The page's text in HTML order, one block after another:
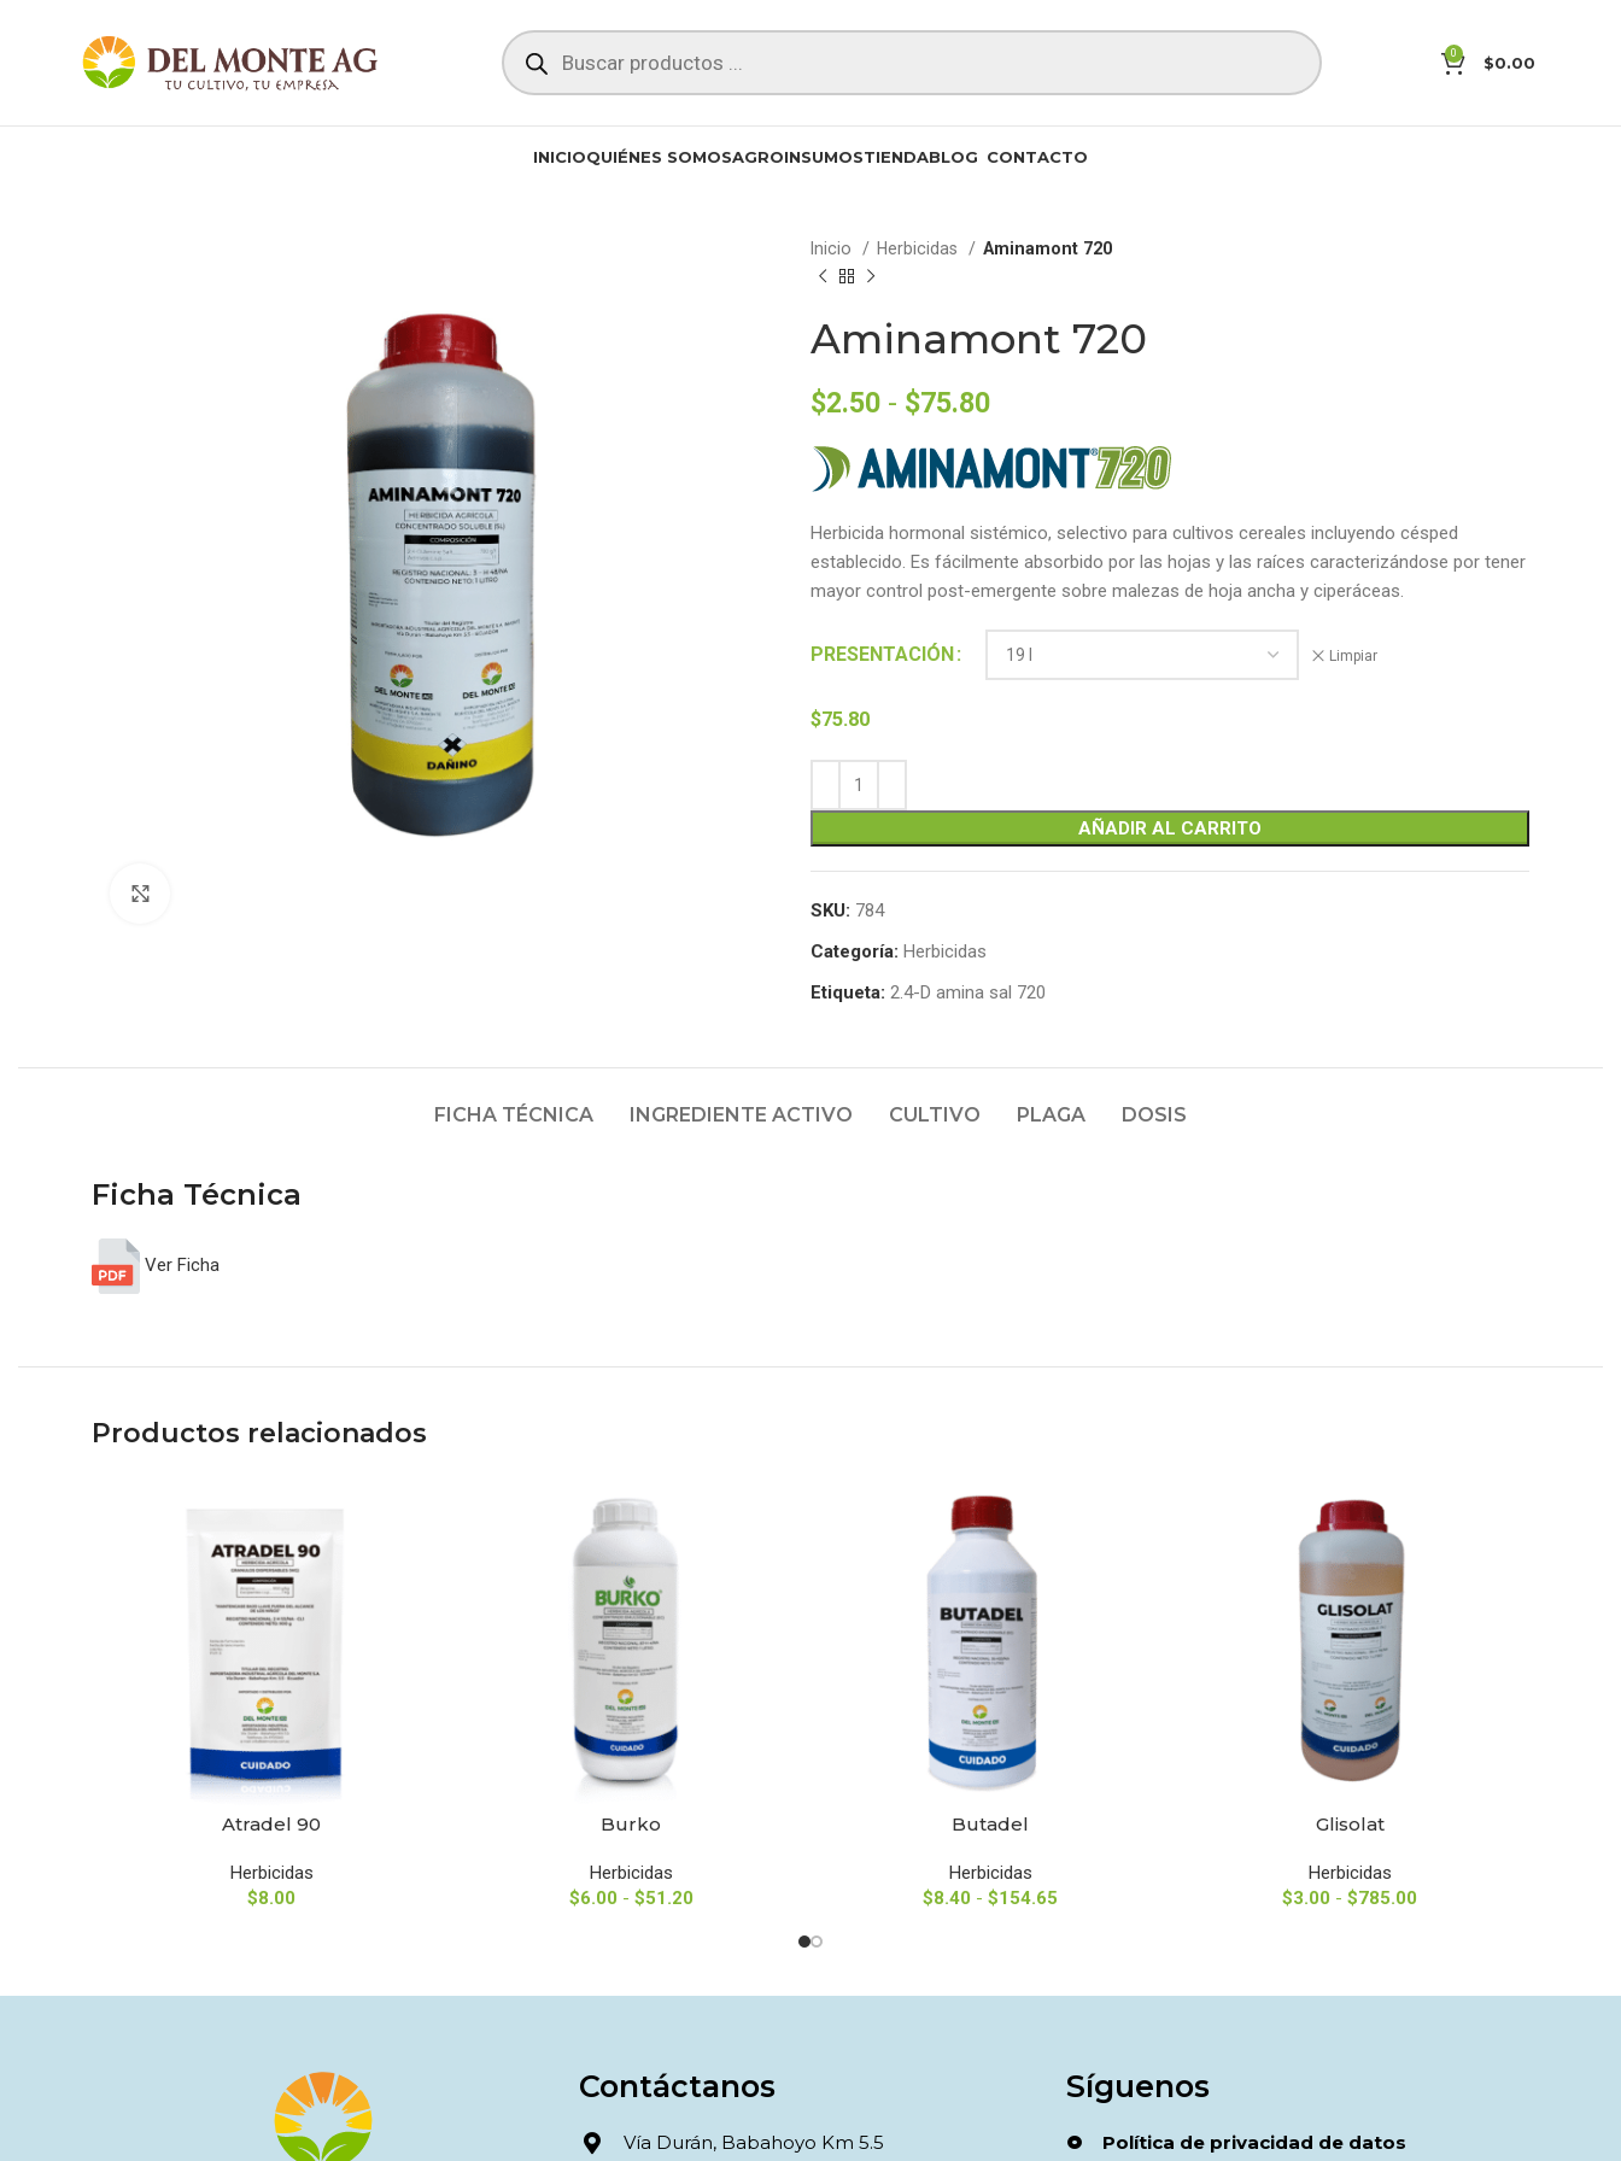
0 $0.00
INICIOQUIÉNES SOMOSAGROINSUMOSTIENDABLOG CONTACTO
Inicio Herbicidas Aminamont 720
Aminamont 720
$2.50 - $75.80
Herbicida hormonal sistémico, selectivo para cultivos cereales incluyendo césped
establecido. Es fácilmente absorbido por las hojas y las raíces caracterizándose por tener
mayor control post-emergente sobre malezas de hoja ancha y ciperáceas.
PRESENTACIÓN Limpiar
$75.80
AÑADIR AL CARRITO
Alternative:
SKU: 784
Categoría: Herbicidas
Etiqueta: 2.4-D amina sal 720
FICHA TÉCNICA INGREDIENTE ACTIVO CULTIVO PLAGA DOSIS
Ficha Técnica
Ver Ficha
Productos relacionados
SELECCIONAR OPCIONES
Atradel 90
Herbicidas
$8.00
SELECCIONAR OPCIONES
Burko
Herbicidas
$6.00 - $51.20
SELECCIONAR OPCIONES
Butadel
Herbicidas
$8.40 - $154.65
SELECCIONAR OPCIONES
Glisolat
Herbicidas
$3.00 - $785.00
Contáctanos
Vía Durán, Babahoyo Km 5.5
Síguenos
Política de privacidad de datos